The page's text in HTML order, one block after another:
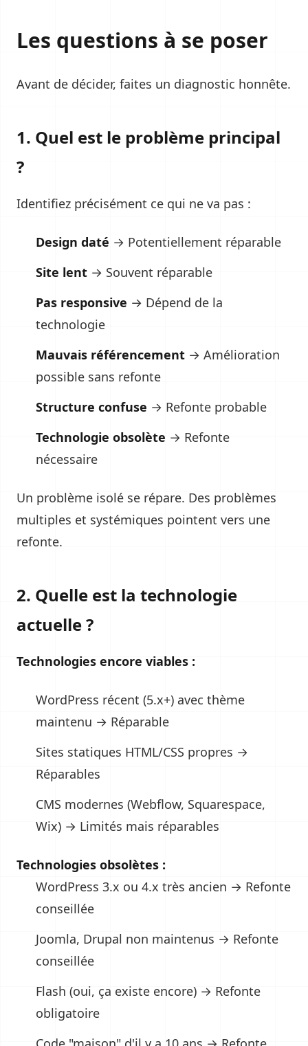
Les questions à se poser
Avant de décider, faites un diagnostic honnête.
1. Quel est le problème principal
?
Identifiez précisément ce qui ne va pas :
Design daté → Potentiellement réparable
Site lent → Souvent réparable
Pas responsive → Dépend de la
technologie
Mauvais référencement → Amélioration
possible sans refonte
Structure confuse → Refonte probable
Technologie obsolète → Refonte
nécessaire
Un problème isolé se répare. Des problèmes
multiples et systémiques pointent vers une
refonte.
2. Quelle est la technologie
actuelle ?
Technologies encore viables :
WordPress récent (5.x+) avec thème
maintenu → Réparable
Sites statiques HTML/CSS propres →
Réparables
CMS modernes (Webflow, Squarespace,
Wix) → Limités mais réparables
Technologies obsolètes :
WordPress 3.x ou 4.x très ancien → Refonte
conseillée
Joomla, Drupal non maintenus → Refonte
conseillée
Flash (oui, ça existe encore) → Refonte
obligatoire